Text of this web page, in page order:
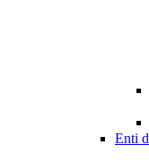
Enti